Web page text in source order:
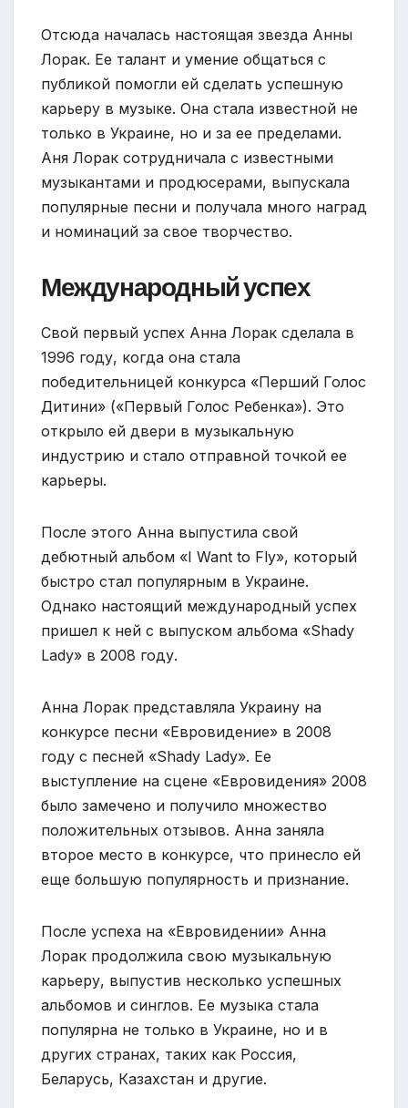
Отсюда началась настоящая звезда Анны
Лорак. Ее талант и умение общаться с
публикой помогли ей сделать успешную
карьеру в музыке. Она стала известной не
только в Украине, но и за ее пределами.
Аня Лорак сотрудничала с известными
музыкантами и продюсерами, выпускала
популярные песни и получала много наград
и номинаций за свое творчество.
Международный успех
Свой первый успех Анна Лорак сделала в
1996 году, когда она стала
победительницей конкурса «Перший Голос
Дитини» («Первый Голос Ребенка»). Это
открыло ей двери в музыкальную
индустрию и стало отправной точкой ее
карьеры.
После этого Анна выпустила свой
дебютный альбом «I Want to Fly», который
быстро стал популярным в Украине.
Однако настоящий международный успех
пришел к ней с выпуском альбома «Shady
Lady» в 2008 году.
Анна Лорак представляла Украину на
конкурсе песни «Евровидение» в 2008
году с песней «Shady Lady». Ее
выступление на сцене «Евровидения» 2008
было замечено и получило множество
положительных отзывов. Анна заняла
второе место в конкурсе, что принесло ей
еще большую популярность и признание.
После успеха на «Евровидении» Анна
Лорак продолжила свою музыкальную
карьеру, выпустив несколько успешных
альбомов и синглов. Ее музыка стала
популярна не только в Украине, но и в
других странах, таких как Россия,
Беларусь, Казахстан и другие.